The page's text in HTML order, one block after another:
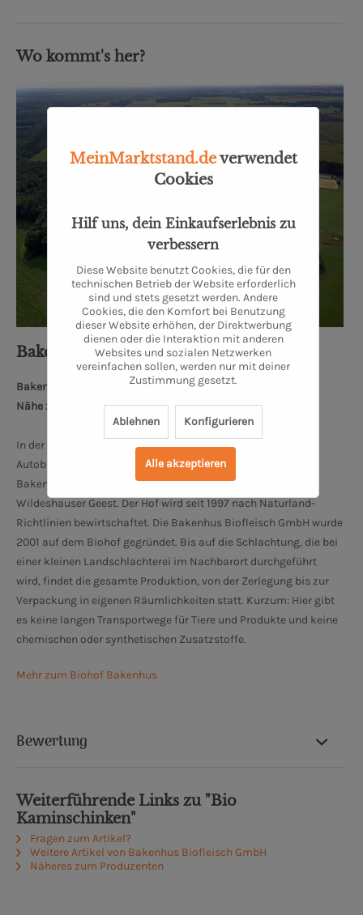
Wo kommt's her?
Bakenhus Biofleisch GmbH
Bakenhuser Esch 8, 26197 Großenkneten
Nähe zum Oldenburger Schloss: 34 km
In der Nähe von Oldenburg und Bremen, 10 km nördlich des
Autobahndreiecks Ahlhorner Heide, befindet sich der Biohof
Bakenhus, ruhig und idyllisch gelegen im Naturpark
Wildeshauser Geest. Der Hof wird seit 1997 nach Naturland-
Richtlinien bewirtschaftet. Die Bakenhus Biofleisch GmbH wurde
2001 auf dem Biohof gegründet. Bis auf die Schlachtung, die bei
einer kleinen Landschlachterei im Nachbarort durchgeführt
wird, findet die gesamte Produktion, von der Zerlegung bis zur
Verpackung in eigenen Räumlichkeiten statt. Kurzum: Hier gibt
es keine langen Transportwege für Tiere und Produkte und keine
chemischen oder synthetischen Zusatzstoffe.
Mehr zum Biohof Bakenhus
Bewertung
Weiterführende Links zu "Bio
Kaminschinken"
Fragen zum Artikel?
Weitere Artikel von Bakenhus Biofleisch GmbH
Näheres zum Produzenten
MeinMarktstand.deverwendet
Cookies
Hilf uns, dein Einkaufserlebnis zu
verbessern
Diese Website benutzt Cookies, die für den
technischen Betrieb der Website erforderlich
sind und stets gesetzt werden. Andere
Cookies, die den Komfort bei Benutzung
dieser Website erhöhen, der Direktwerbung
dienen oder die Interaktion mit anderen
Websites und sozialen Netzwerken
vereinfachen sollen, werden nur mit deiner
Zustimmung gesetzt.
Ablehnen Konfigurieren
Alle akzeptieren